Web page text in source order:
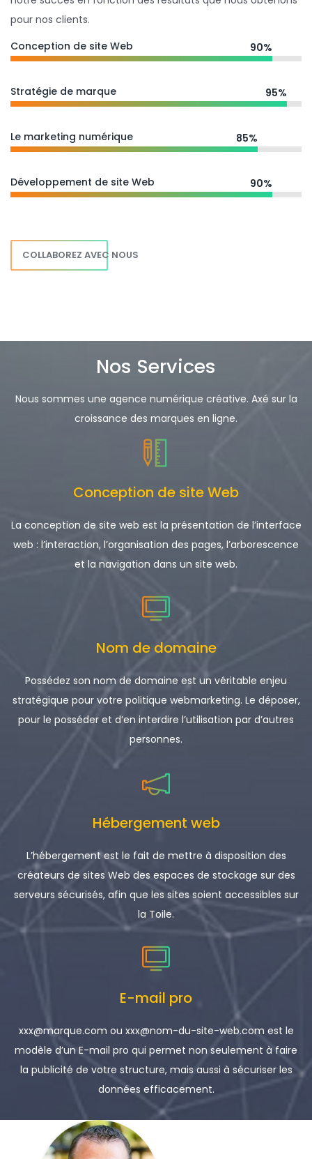
pour nos clients.
Conception de site Web
90%
Stratégie de marque 95%
Le marketing numérique 85%
Développement de site Web 90%
COLLABOREZ AVEC NOUS
Nos Services
Nous sommes une agence numérique créative. Axé sur la
croissance des marques en ligne.
Conception de site Web
La conception de site web est la présentation de l’interface
web : l’interaction, l’organisation des pages, l’arborescence
et la navigation dans un site web.
Nom de domaine
Possédez son nom de domaine est un véritable enjeu
stratégique pour votre politique webmarketing. Le déposer,
pour le posséder et d’en interdire l’utilisation par d’autres
personnes.
Hébergement web
L’hébergement est le fait de mettre à disposition des
créateurs de sites Web des espaces de stockage sur des
serveurs sécurisés, afin que les sites soient accessibles sur
la Toile.
E-mail pro
xxx@marque.com ou xxx@nom-du-site-web.com est le
modèle d’un E-mail pro qui permet non seulement à faire
la publicité de votre structure, mais aussi à sécuriser les
données efficacement.